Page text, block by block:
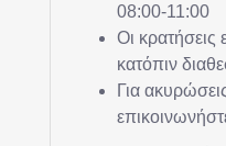
08:00-11:00
Οι κρατήσεις
κατόπιν
Για